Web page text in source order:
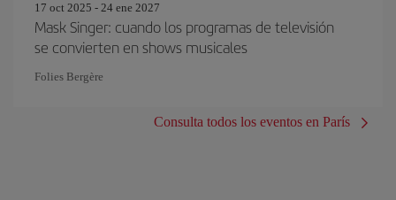
17 oct 2025 - 24 ene 2027
Mask Singer: cuando los programas de televisión
se convierten en shows musicales
Folies Bergère
Consulta todos los eventos en París